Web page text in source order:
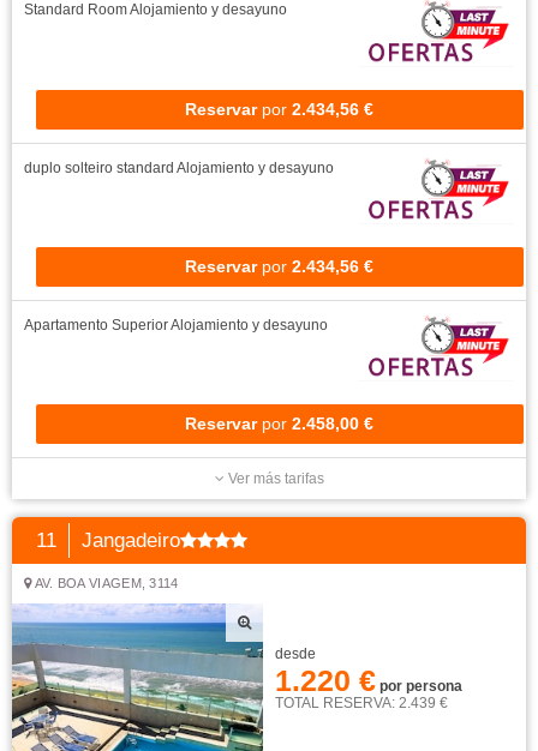
Standard RoomAlojamiento y desayuno
Reservar por 2.434,56 €
duplo solteiro standard Alojamiento y desayuno
Reservar por 2.434,56 €
Apartamento SuperiorAlojamiento y desayuno
Reservar por 2.458,00 €
Ver más tarifas
11 Jangadeiro
AV. BOA VIAGEM, 3114
desde
1.220 € por persona
TOTAL RESERVA: 2.439 €